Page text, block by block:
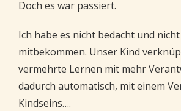
Doch es war passiert.
Ich habe es nicht bedacht und
mitbekommen. Unser Kind
vermehrte Lernen mit mehr
dadurch automatisch, mit einem
Kindseins….